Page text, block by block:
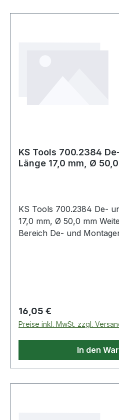
KS Tools 700.2384
Länge 17,0 mm, Ø
KS Tools 700.2384 De-
17,0 mm, Ø 50,0 mm Weitere Produkte im
Bereich De- und Montagering, Länge 17,0 mm, Ø
Regulärer Preis:
16,05 €
Preise inkl. MwSt. zzgl.
In den